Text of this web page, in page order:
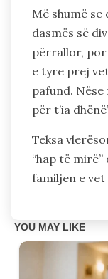
Më shumë
dasmës së
përrallor, por
e tyre prej
pafund.
për t’ia
Teksa
“hap të
familjen e